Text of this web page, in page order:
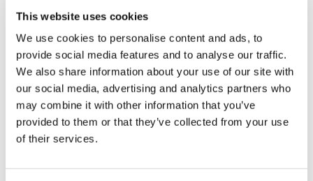
This website uses cookies
We use cookies to personalise content and ads, to
provide social media features and to analyse our traffic.
We also share information about your use of our site with
our social media, advertising and analytics partners who
may combine it with other information that you’ve
provided to them or that they’ve collected from your use
of their services.
TEDxNyenrodeUniversity Think Upside Down is
een onafhankelijk georganiseerd evenement in
licentie van TED en beleefde haar vuurdoop op 2
februari 2023.
Tags
Alumni TEDxNyenrodeUniversity